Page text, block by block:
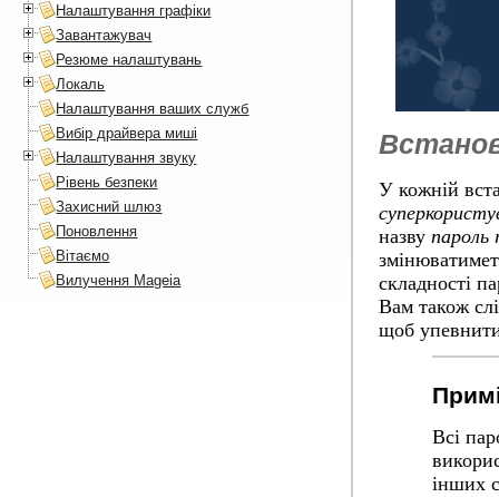
У кожній
назву пароль
складності
Вам також
щоб
Всі
інших
Налаштування графіки
Завантажувач
Резюме налаштувань
Локаль
Налаштування ваших служб
Вибір драйвера миші
Налаштування звуку
Рівень безпеки
Захисний шлюз
Поновлення
Вітаємо
Вилучення Mageia